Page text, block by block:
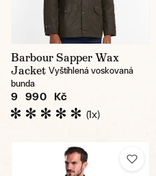
Barbour Sapper Wax
Jacket Vyštíhlená voskovaná
bunda
9 990 Kč
(1x)